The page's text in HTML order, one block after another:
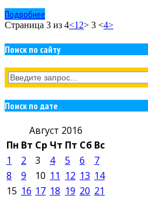
Подробнее
Страница 3 из 4<1 2> 3 <4>
Поиск по сайту
Поиск по дате
Август 2016
Пн Вт Ср Чт Пт Сб Вс
1 2 3 4 5 6
7
8
9 10 11 12 13 14
15 16 17 18 19 20 21